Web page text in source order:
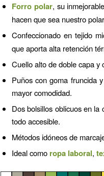
Forro polar, su
hacen que sea nuestro
Confeccionado en tejido
que aporta alta retención
Cuello alto de doble capa y
Puños con goma fruncida
mayor comodidad.
Dos bolsillos oblicuos en
todo accesible.
Métodos idóneos de
Ideal como ropa laboral,